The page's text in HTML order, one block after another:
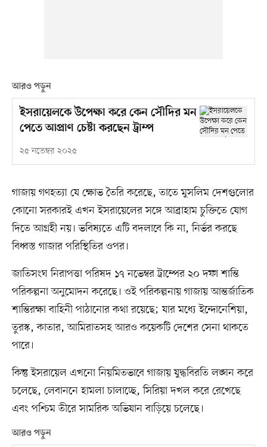
আরও পড়ুন
ইসরায়েলকে উপেক্ষা করে কেন সৌদির মন
পেতে আপ্রাণ চেষ্টা করছেন ট্রাম্প
২৫ নভেম্বর ২০২৫
গাজায় গণহত্যা যে ক্ষোভ তৈরি করেছে, তাতে মুসলিম দেশগুলোর
কোনো সরকারই এখন ইসরায়েলের সঙ্গে আব্রাহাম চুক্তিতে যোগ
দিতে আগ্রহী নয়। ভবিষ্যতে এটি বদলাবে কি না, নির্ভর করছে
বিধ্বস্ত গাজার পরিস্থিতির ওপর।
জাতিসংঘ নিরাপত্তা পরিষদ ১৭ নভেম্বর ট্রাম্পের ২০ দফা শান্তি
পরিকল্পনা অনুমোদন করেছে। ওই পরিকল্পনায় গাজায় আন্তর্জাতিক
শান্তিরক্ষা বাহিনী পাঠানোর কথা রয়েছে; যার মধ্যে ইন্দোনেশিয়া,
তুরস্ক, কাতার, আমিরাতসহ আরও কয়েকটি দেশের সেনা থাকতে
পারে।
কিন্তু ইসরায়েল এখনো নিয়মিতভাবে গাজায় যুদ্ধবিরতি লঙ্ঘন করে
চলেছে, লেবাননে হামলা চালাচ্ছে, সিরিয়া দখল করে রেখেছে
এবং পশ্চিম তীরে সামরিক অভিযান বাড়িয়ে চলেছে।
আরও পড়ুন